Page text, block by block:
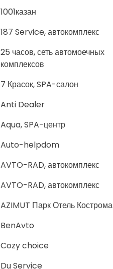
1001казан
187 Service, автокомплекс
25 часов, сеть автомоечных
комплексов
7 Красок, SPA-салон
Anti Dealer
Aqua, SPA-центр
Auto-helpdom
AVTO-RAD, автокомплекс
AVTO-RAD, автокомплекс
AZIMUT Парк Отель Кострома
BenAvto
Cozy choice
Du Service